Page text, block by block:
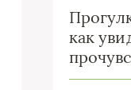
как